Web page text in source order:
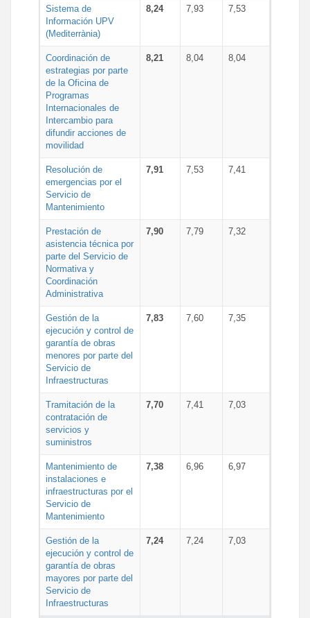
Sistema de
Información UPV
(Mediterrània)
8,24 7,93 7,53
Coordinación de
estrategias por parte
de la Oficina de
Programas
Internacionales de
Intercambio para
difundir acciones de
movilidad
8,21 8,04 8,04
Resolución de
emergencias por el
Servicio de
Mantenimiento
7,91 7,53 7,41
Prestación de
asistencia técnica por
parte del Servicio de
Normativa y
Coordinación
Administrativa
7,90 7,79 7,32
Gestión de la
ejecución y control de
garantía de obras
menores por parte del
Servicio de
Infraestructuras
7,83 7,60 7,35
Tramitación de la
contratación de
servicios y
suministros
7,70 7,41 7,03
Mantenimiento de
instalaciones e
infraestructuras por el
Servicio de
Mantenimiento
7,38 6,96 6,97
Gestión de la
ejecución y control de
garantía de obras
mayores por parte del
Servicio de
Infraestructuras
7,24 7,24 7,03